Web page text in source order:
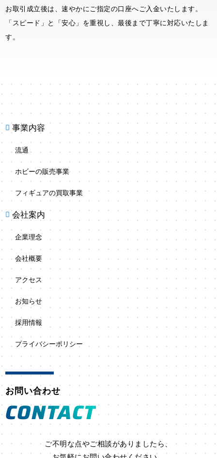
お取引成立後は、速やかにご指定の口座へご入金いたします。
「スピード」と「安心」を重視し、最後まで丁寧に対応いたしま
す。
 事業内容
流通
ホビーの販売事業
フィギュアの買取事業
 会社案内
企業理念
会社概要
アクセス
お知らせ
採用情報
プライバシーポリシー
お問い合わせ
CONTACT
ご不明な点やご相談がありましたら、